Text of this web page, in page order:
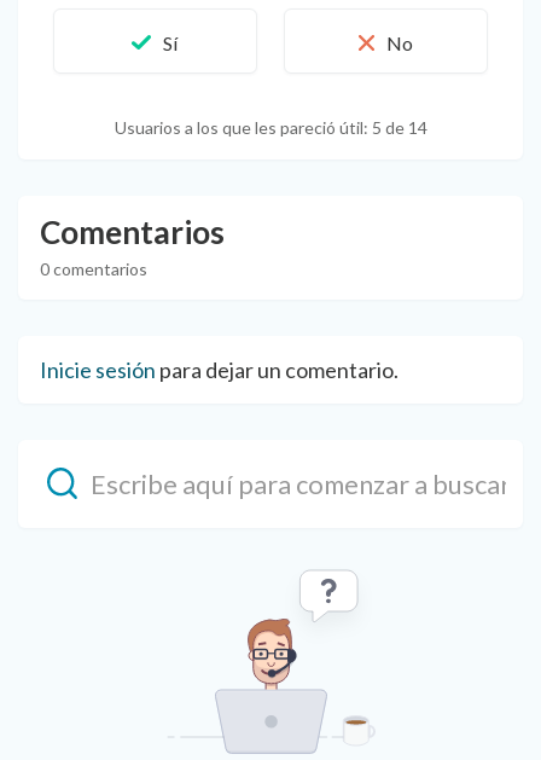
Usuarios a los que les pareció útil: 5 de 14
Comentarios
0 comentarios
Inicie sesión para dejar un comentario.